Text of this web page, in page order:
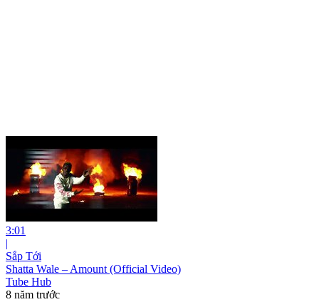
3:01
|
Sắp Tới
Shatta Wale – Amount (Official Video)
Tube Hub
8 năm trước